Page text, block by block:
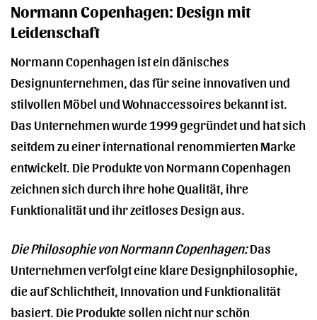
Normann Copenhagen: Design mit
Leidenschaft
Normann Copenhagen ist ein dänisches
Designunternehmen, das für seine innovativen und
stilvollen Möbel und Wohnaccessoires bekannt ist.
Das Unternehmen wurde 1999 gegründet und hat sich
seitdem zu einer international renommierten Marke
entwickelt. Die Produkte von Normann Copenhagen
zeichnen sich durch ihre hohe Qualität, ihre
Funktionalität und ihr zeitloses Design aus.
Die Philosophie von Normann Copenhagen:Das
Unternehmen verfolgt eine klare Designphilosophie,
die auf Schlichtheit, Innovation und Funktionalität
basiert. Die Produkte sollen nicht nur schön